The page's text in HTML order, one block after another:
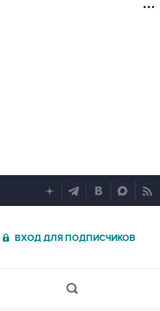
ВХОД ДЛЯ ПОДПИСЧИКОВ